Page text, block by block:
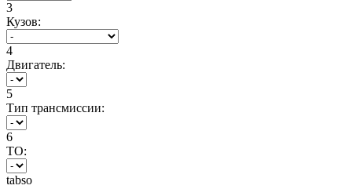
3
Кузов:
4
Двигатель:
5
Тип трансмиссии:
6
ТО:
tabso